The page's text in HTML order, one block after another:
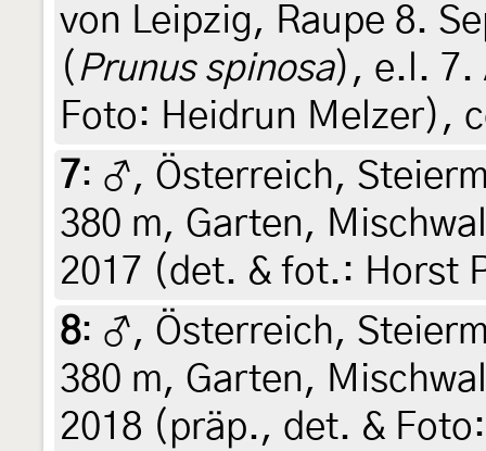
von Leipzig, Raupe 8.
( Prunus spinosa), e.l. 7.
Foto: Heidrun Melzer),
7: ♂, Österreich,
380 m, Garten,
2017 (det. & fot.: Horst
8: ♂, Österreich,
380 m, Garten,
2018 (präp., det. &